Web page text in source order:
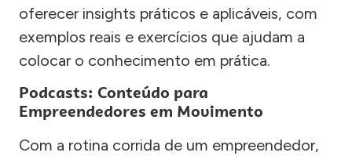
oferecer insights práticos e aplicáveis, com
exemplos reais e exercícios que ajudam a
colocar o conhecimento em prática.
Podcasts: Conteúdo para
Empreendedores em Movimento
Com a rotina corrida de um empreendedor,